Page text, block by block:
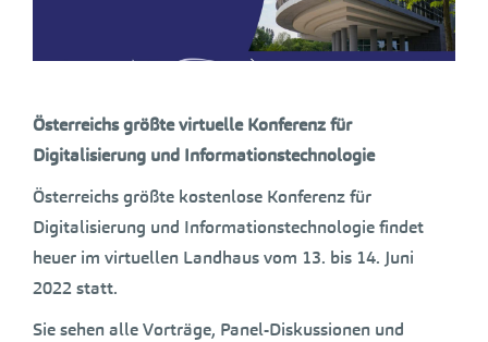
Österreichs größte virtuelle Konferenz für
Digitalisierung und Informationstechnologie
Österreichs größte kostenlose Konferenz für
Digitalisierung und Informationstechnologie findet
heuer im virtuellen Landhaus vom 13. bis 14. Juni
2022 statt.
Sie sehen alle Vorträge, Panel-Diskussionen und